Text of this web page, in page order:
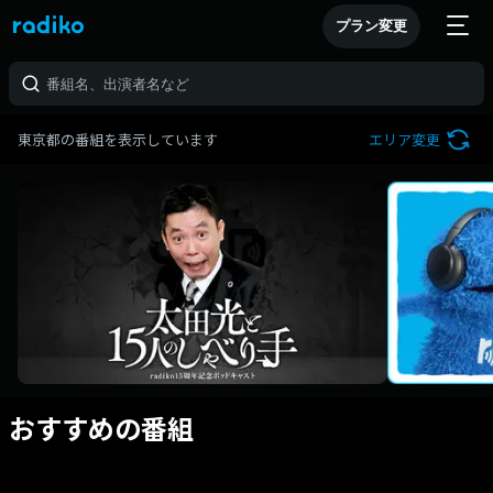
プラン変更
東京都の番組を表示しています エリア変更
おすすめの番組